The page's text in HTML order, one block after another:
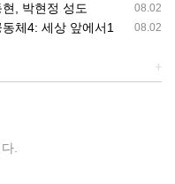
08.02
, 박현정 성도
08.02
체4: 세상 앞에서1
+
.